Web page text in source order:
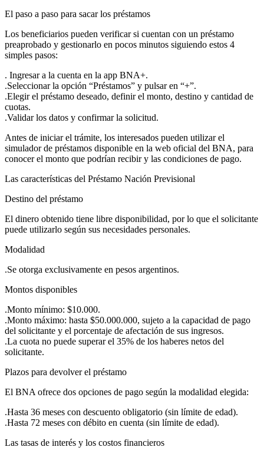
El paso a paso para sacar los préstamos
Los beneficiarios pueden verificar si cuentan con un préstamo
preaprobado y gestionarlo en pocos minutos siguiendo estos 4
simples pasos:
. Ingresar a la cuenta en la app BNA+.
.Seleccionar la opción “Préstamos” y pulsar en “+”.
.Elegir el préstamo deseado, definir el monto, destino y cantidad de
cuotas.
.Validar los datos y confirmar la solicitud.
Antes de iniciar el trámite, los interesados pueden utilizar el
simulador de préstamos disponible en la web oficial del BNA, para
conocer el monto que podrían recibir y las condiciones de pago.
Las características del Préstamo Nación Previsional
Destino del préstamo
El dinero obtenido tiene libre disponibilidad, por lo que el solicitante
puede utilizarlo según sus necesidades personales.
Modalidad
.Se otorga exclusivamente en pesos argentinos.
Montos disponibles
.Monto mínimo: $10.000.
.Monto máximo: hasta $50.000.000, sujeto a la capacidad de pago
del solicitante y el porcentaje de afectación de sus ingresos.
.La cuota no puede superar el 35% de los haberes netos del
solicitante.
Plazos para devolver el préstamo
El BNA ofrece dos opciones de pago según la modalidad elegida:
.Hasta 36 meses con descuento obligatorio (sin límite de edad).
.Hasta 72 meses con débito en cuenta (sin límite de edad).
Las tasas de interés y los costos financieros